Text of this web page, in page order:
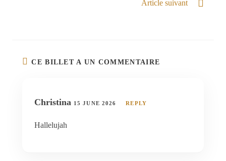
Article suivant
CE BILLET A UN COMMENTAIRE
Christina 15 JUNE 2026 REPLY
Hallelujah